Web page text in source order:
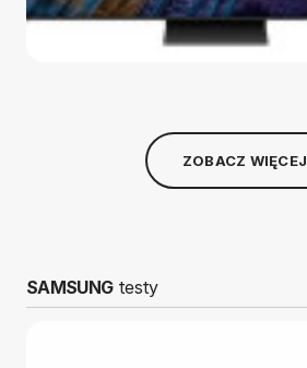
ZOBACZ WIĘCEJ
SAMSUNGtesty